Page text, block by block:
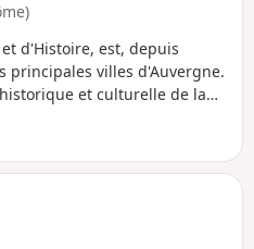
d'Histoire, est, depuis
principales villes d'Auvergne.
et culturelle de la
remarquable.